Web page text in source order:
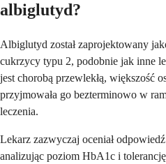
albiglutyd?
Albiglutyd został zaprojektowany
cukrzycy typu 2, podobnie jak inne
jest chorobą przewlekłą, większość
przyjmowała go bezterminowo w
leczenia.
Lekarz zazwyczaj oceniał
analizując poziom HbA1c i